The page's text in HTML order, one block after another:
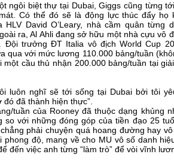
ngôi biệt thự tại Dubai, Giggs cũng từng
Có thể đó sẽ là động lực thúc đẩy họ
David O’Leary, nhà cầm quân từng
ra, Al Ahli đang sở hữu một nhà cựu vô
Đội trưởng ĐT Italia vô địch World Cup
qua với mức lương 110.000 bảng/tuần
cầu thủ nhận 200.000 bảng/tuần tại
luôn nghĩ sẽ tới sống tại Dubai bởi tôi
đã thành hiện thực”.
tuần của Rooney đã thuộc dạng khủng
so với những đóng góp của tiền đạo 25
phải chuyện quá hoang đường hay
phong độ, mang về cho MU vô số danh
đến việc anh từng “làm trò” để vòi vĩnh